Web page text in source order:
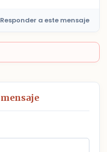
Responder a este mensaje